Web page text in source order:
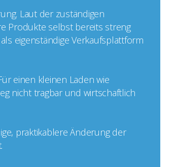
Laut der zuständigen
Produkte selbst bereits streng
eigenständige Verkaufsplattform
einen kleinen Laden wie
nicht tragbar und wirtschaftlich
praktikablere Änderung der